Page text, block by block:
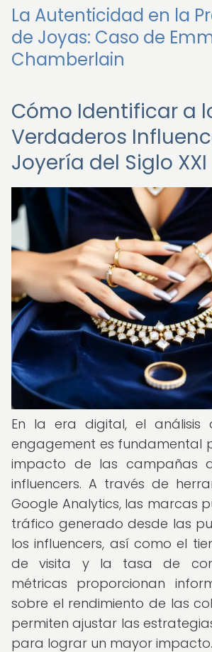
La Autenticidad en la
de Joyas: Caso de
Chamberlain
Cómo Identificar a
Verdaderos
Joyería del Siglo XXI
En la era digital, el análisis
engagement es fundamental
impacto de las campañas
influencers. A través de
Google Analytics, las marcas
tráfico generado desde las
los influencers, así como el
de visita y la tasa de
métricas proporcionan
sobre el rendimiento de las
permiten ajustar las
para lograr un mayor impacto.